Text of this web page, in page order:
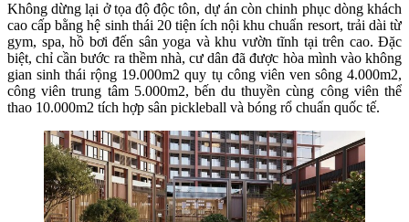
Không dừng lại ở tọa độ độc tôn, dự án còn chinh phục dòng khách
cao cấp bằng hệ sinh thái 20 tiện ích nội khu chuẩn resort, trải dài từ
gym, spa, hồ bơi đến sân yoga và khu vườn tĩnh tại trên cao. Đặc
biệt, chỉ cần bước ra thềm nhà, cư dân đã được hòa mình vào không
gian sinh thái rộng 19.000m2 quy tụ công viên ven sông 4.000m2,
công viên trung tâm 5.000m2, bến du thuyền cùng công viên thể
thao 10.000m2 tích hợp sân pickleball và bóng rổ chuẩn quốc tế.